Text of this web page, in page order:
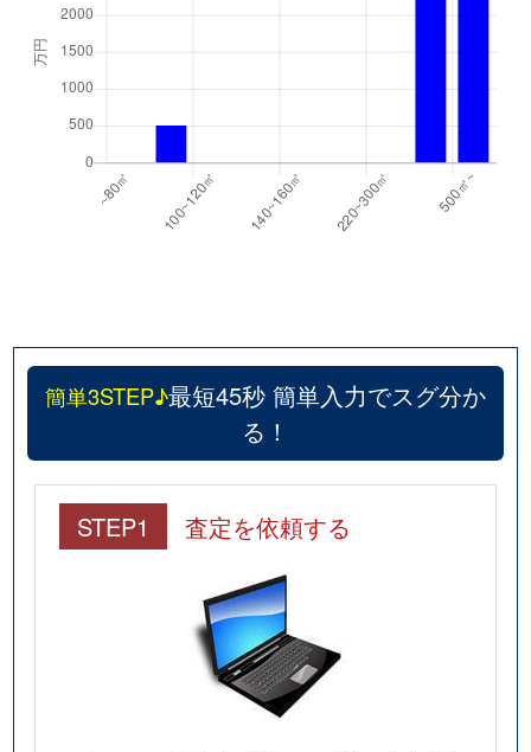
簡単3STEP♪最短45秒 簡単入力でスグ分か
る！
STEP1 査定を依頼する